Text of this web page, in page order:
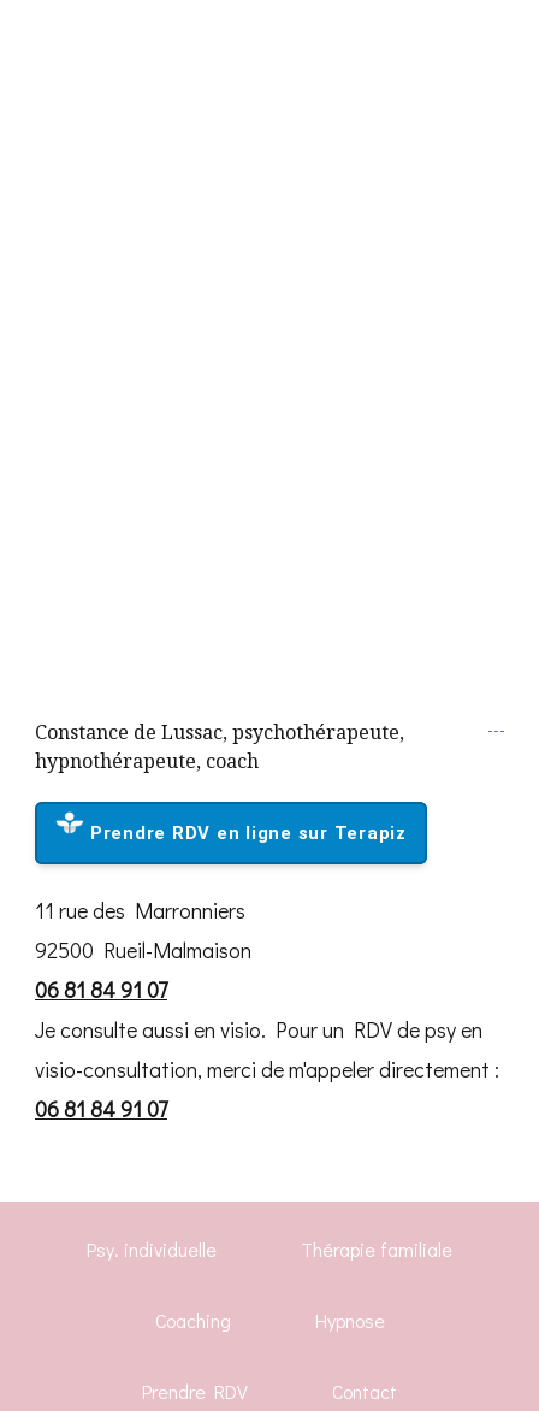
Constance de Lussac, psychothérapeute,
hypnothérapeute, coach
Prendre RDV en ligne sur Terapiz
11 rue des Marronniers
92500 Rueil-Malmaison
06 81 84 91 07
Je consulte aussi en visio. Pour un RDV de psy en
visio-consultation, merci de m'appeler directement :
06 81 84 91 07
Psy. individuelle Thérapie familiale
Coaching Hypnose
Prendre RDV Contact